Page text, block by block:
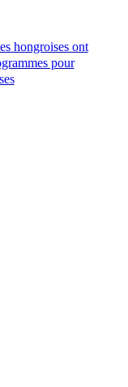
hongroises ont
pour